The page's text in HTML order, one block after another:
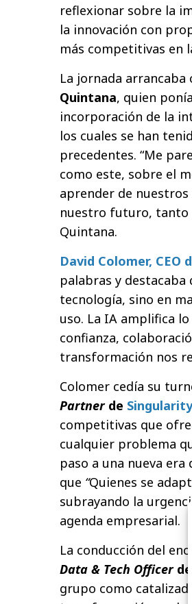
reflexionar sobre la
la innovación con
más competitivas en
La jornada
Quintana, quien
incorporación de la
los cuales se han
precedentes. “Me
como este, sobre el
aprender de
nuestro futuro, tanto
Quintana.
David Colomer, CEO
palabras y destacaba
tecnología, sino en
uso. La IA amplifica
confianza,
transformación nos
Colomer cedía su
Partnerde
competitivas que
cualquier problema
paso a una nueva
que “Quienes se
subrayando la
agenda empresarial.
La conducción del
Data & Tech Officer
grupo como